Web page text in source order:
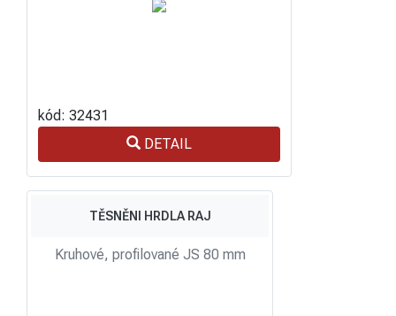
kód: 32431
DETAIL
TĚSNĚNI HRDLA RAJ
Kruhové, profilované JS 80 mm